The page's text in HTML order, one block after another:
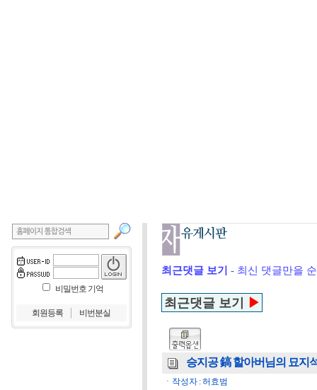
비밀번호 기억
회원등록 비번분실
최근댓글 보기 - 최신 댓글만을
최근댓글 보기 ▶
승지공 鎬 할아버님의 묘지
ㆍ작성자 : 허효범